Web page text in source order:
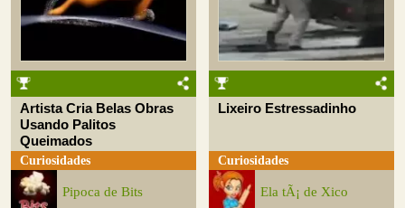
Artista Cria Belas Obras
Usando Palitos
Queimados
Curiosidades
Pipoca de Bits
Lixeiro Estressadinho
Curiosidades
Ela tÃ¡ de Xico